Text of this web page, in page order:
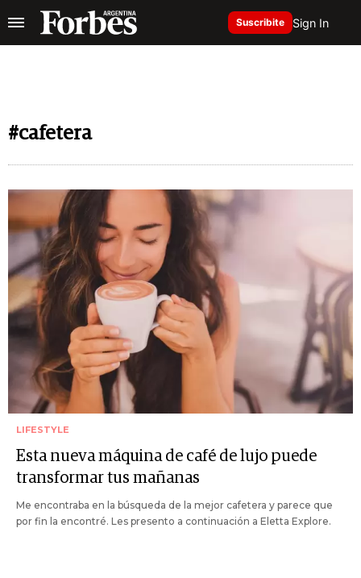
Suscribite Sign In
#cafetera
LIFESTYLE
Esta nueva máquina de café de lujo puede
transformar tus mañanas
Me encontraba en la búsqueda de la mejor cafetera y parece que
por fin la encontré. Les presento a continuación a Eletta Explore.